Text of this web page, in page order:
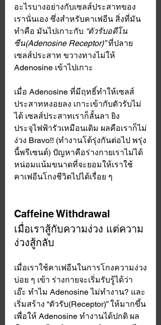
อะไรบางอย่างกับเซลส์ประสาทของ
เรานั่นเอง ซึ่งสำหรับคาเฟอีน สิ่งที่มัน
ทำคือ มันไปเกาะกับ “ตัวรับอดีโน
ซีน(Adenosine Receptor)” ที่ปลาย
เซลส์ประสาท ขวางทางไม่ให้
Adenosine เข้าไปเกาะ
เมื่อ Adenosine ที่มีฤทธิ์ทำให้เซลส์
ประสาทหงอยลง เกาะเข้ากับตัวรับไม่
ได้ เซลส์ประสาทเราก็ลั้นลา ยิง
ประจุไฟฟ้ารัวเหมือนเดิม ผลคือเราก็ไม่
ง่วง Bravo!! (ทำงานโต้รุ่งกันต่อไป พรุ่ง
นี้พรีเซนต์) ปัญหาคือร่างกายเราไม่ได้
หน่อมแน้มขนาดที่จะยอมให้เราใช้
คาเฟอีนโกงชีวิตไปได้เรื่อย ๆ
Caffeine Withdrawal
เมื่อเราสู้กับความง่วง แต่ความ
ง่วงสู้กลับ
เมื่อเราใช้คาเฟอีนในการโกงความง่วง
บ่อย ๆ เข้า ร่างกายจะเริ่มรับรู้ได้ว่า
เอ๊ะ ทำไม Adenosine ไม่ทำงาน? และ
เริ่มสร้าง “ตัวรับ(Receptor)” ให้มากขึ้น
เพื่อให้ Adenosine ทำงานได้ปกติ ผล